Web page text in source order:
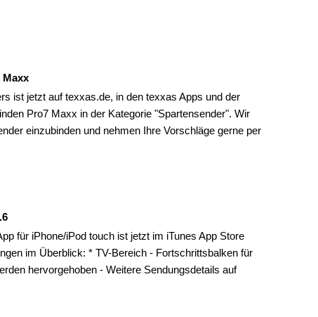
Maxx
ist jetzt auf texxas.de, in den texxas Apps und der
Pro7 Maxx in der Kategorie "Spartensender". Wir
einzubinden und nehmen Ihre Vorschläge gerne per
für iPhone/iPod touch ist jetzt im iTunes App Store
im Überblick: * TV-Bereich - Fortschrittsbalken für
hervorgehoben - Weitere Sendungsdetails auf